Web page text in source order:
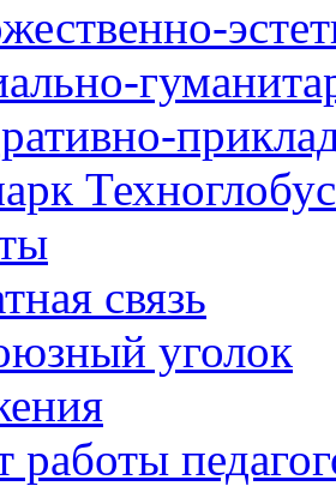
Техноглобус
связь
уголок